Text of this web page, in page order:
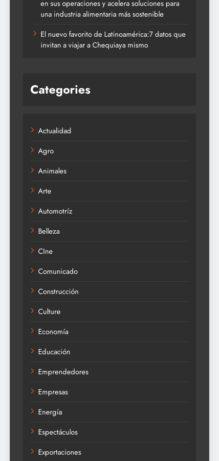
en sus operaciones y acelera soluciones para
una industria alimentaria más sostenible
El nuevo favorito de Latinoamérica:7 datos que
invitan a viajar a Chequiaya mismo
Categories
Actualidad
Agro
Animales
Arte
Automotríz
Belleza
CIne
Comunicado
Construcción
Culture
Economía
Educación
Emprendedores
Empresas
Energía
Espectáculos
Exportaciones